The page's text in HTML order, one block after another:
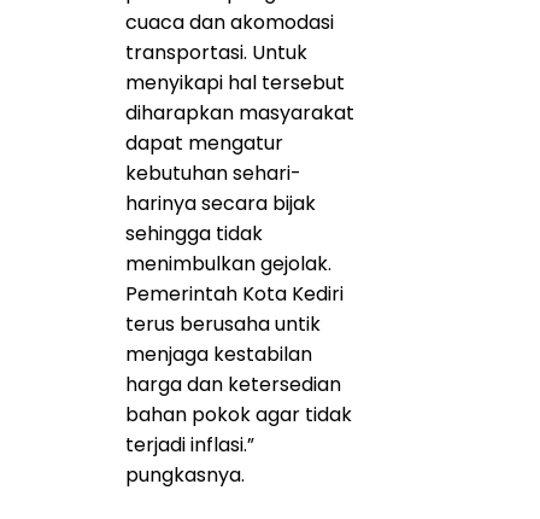
cuaca dan akomodasi
transportasi. Untuk
menyikapi hal tersebut
diharapkan masyarakat
dapat mengatur
kebutuhan sehari-
harinya secara bijak
sehingga tidak
menimbulkan gejolak.
Pemerintah Kota Kediri
terus berusaha untik
menjaga kestabilan
harga dan ketersedian
bahan pokok agar tidak
terjadi inflasi.”
pungkasnya.